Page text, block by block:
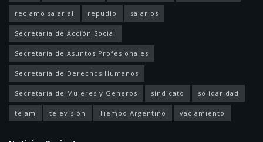
reclamo salarial repudio salarios
Secretaría de Acción Social
Secretaría de Asuntos Profesionales
Secretaría de Derechos Humanos
Secretaría de Mujeres y Generos sindicato solidaridad
telam televisión Tiempo Argentino vaciamiento